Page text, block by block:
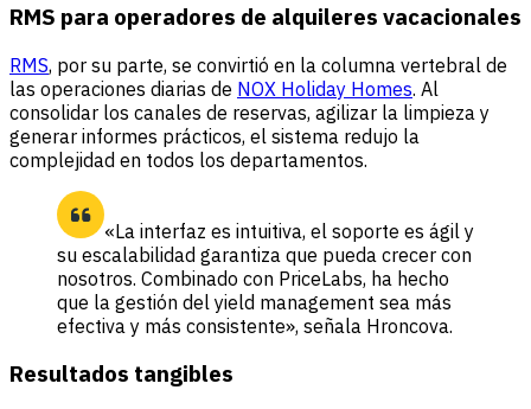
RMS para operadores de alquileres vacacionales
RMS, por su parte, se convirtió en la columna vertebral de
las operaciones diarias de NOX Holiday Homes. Al
consolidar los canales de reservas, agilizar la limpieza y
generar informes prácticos, el sistema redujo la
complejidad en todos los departamentos.
«La interfaz es intuitiva, el soporte es ágil y
su escalabilidad garantiza que pueda crecer con
nosotros. Combinado con PriceLabs, ha hecho
que la gestión del yield management sea más
efectiva y más consistente», señala Hroncova.
Resultados tangibles